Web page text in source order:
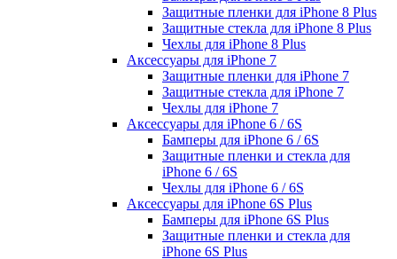
Защитные пленки для iPhone 8 Plus
Защитные стекла для iPhone 8 Plus
Чехлы для iPhone 8 Plus
Аксессуары для iPhone 7
Защитные пленки для iPhone 7
Защитные стекла для iPhone 7
Чехлы для iPhone 7
Аксессуары для iPhone 6 / 6S
Бамперы для iPhone 6 / 6S
Защитные пленки и стекла для
iPhone 6 / 6S
Чехлы для iPhone 6 / 6S
Аксессуары для iPhone 6S Plus
Бамперы для iPhone 6S Plus
Защитные пленки и стекла для
iPhone 6S Plus